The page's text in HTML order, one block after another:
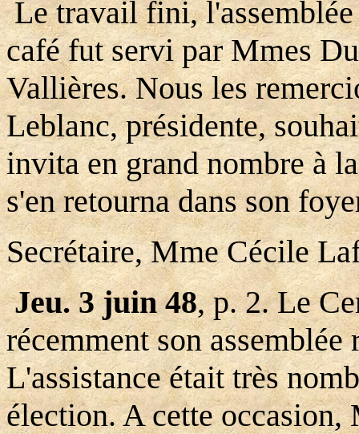
Le travail fini, l'assemblée
café fut servi par Mmes
Vallières. Nous les
Leblanc, présidente,
invita en grand nombre à
s'en retourna dans son
Secrétaire, Mme Cécile
Jeu. 3 juin 48, p. 2. Le
récemment son
L'assistance était très
élection. A cette